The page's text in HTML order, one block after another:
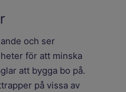
och ser
för att minska
att bygga bo på.
på vissa av